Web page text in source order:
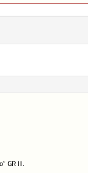
GR III.